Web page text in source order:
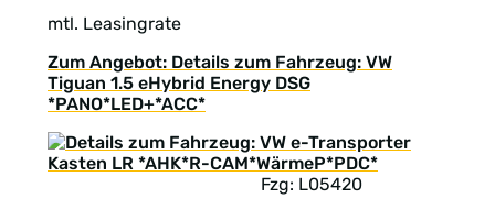
mtl. Leasingrate
Zum Angebot: Details zum Fahrzeug: VW
Tiguan 1.5 eHybrid Energy DSG
*PANO*LED+*ACC*
Fzg: L05420